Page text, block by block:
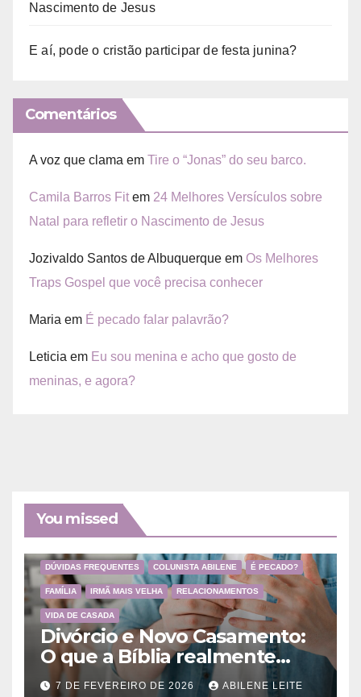
Nascimento de Jesus
E aí, pode o cristão participar de festa junina?
Comentários
A voz que clama em Tire o “Jonas” do seu barco.
Camila Barros Fitem 24 Melhores Versículos sobre
Natal para refletir o Nascimento de Jesus
Jozivaldo Santos de Albuquerque em Os Melhores
Traps Gospel que você precisa conhecer
Maria em É pecado falar palavrão?
Leticia em Eu sou menina e acho que gosto de
meninas, e agora?
You missed
DÚVIDAS FREQUENTES COLUNISTA ABILENE É PECADO?
FAMÍLIA IRMÃ MAIS VELHA RELACIONAMENTOS
VIDA DE CASADA
Divórcio e Novo Casamento:
O que a Bíblia realmente
ensina
7 DE FEVEREIRO DE 2026 ABILENE LEITE